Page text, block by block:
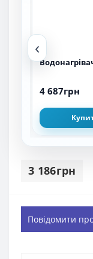
‹
4 687грн
3 186грн
Повідомити